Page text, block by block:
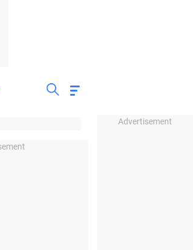
Advertisement